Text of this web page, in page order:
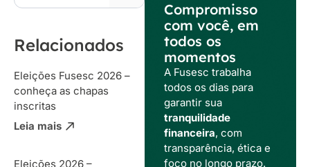
Relacionados
Eleições Fusesc 2026 –
conheça as chapas
inscritas
Leia mais
Eleições 2026 –
Compromisso
com você, em
todos os
momentos
A Fusesc trabalha
todos os dias para
garantir sua
tranquilidade
financeira, com
transparência, ética e
foco no longo prazo.